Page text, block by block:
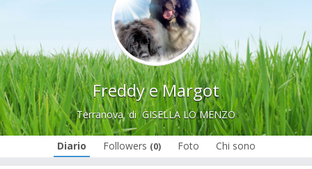
Freddy e Margot
TerranovadiGISELLA LO MENZO
Diario Followers (0) Foto Chi sono